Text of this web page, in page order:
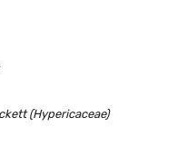
(Hypericaceae)